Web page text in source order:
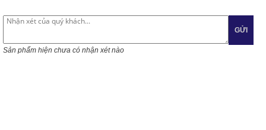
GỬI
Sản phẩm hiện chưa có nhận xét nào